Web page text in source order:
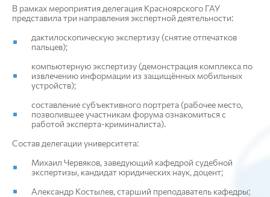
В рамках мероприятия делегация Красноярского ГАУ
представила три направления экспертной деятельности:
дактилоскопическую экспертизу (снятие отпечатков
пальцев);
компьютерную экспертизу (демонстрация комплекса по
извлечению информации из защищённых мобильных
устройств);
составление субъективного портрета (рабочее место,
позволившее участникам форума ознакомиться с
работой эксперта-криминалиста).
Состав делегации университета:
Михаил Червяков, заведующий кафедрой судебной
экспертизы, кандидат юридических наук, доцент;
Александр Костылев, старший преподаватель кафедры;